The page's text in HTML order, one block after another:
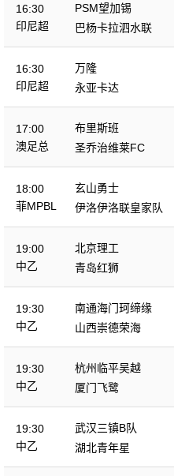
16:30
印尼超
PSM望加锡
巴杨卡拉泗水联
16:30
印尼超
万隆
永亚卡达
17:00
澳足总
布里斯班
圣乔治维莱FC
18:00
菲MPBL
玄山勇士
伊洛伊洛联皇家队
19:00
中乙
北京理工
青岛红狮
19:30
中乙
南通海门珂缔缘
山西崇德荣海
19:30
中乙
杭州临平吴越
厦门飞鹭
19:30
中乙
武汉三镇B队
湖北青年星